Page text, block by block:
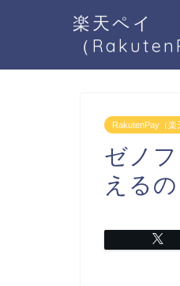
楽天ペイ
（
RakutenPay（楽
ゼノ
えるの